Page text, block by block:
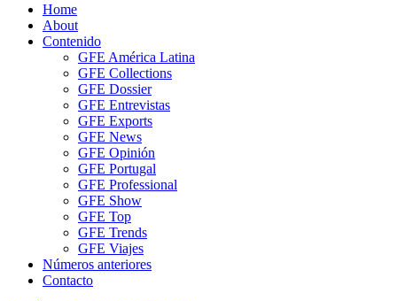
Home
About
Contenido
GFE América Latina
GFE Collections
GFE Dossier
GFE Entrevistas
GFE Exports
GFE News
GFE Opinión
GFE Portugal
GFE Professional
GFE Show
GFE Top
GFE Trends
GFE Viajes
Números anteriores
Contacto